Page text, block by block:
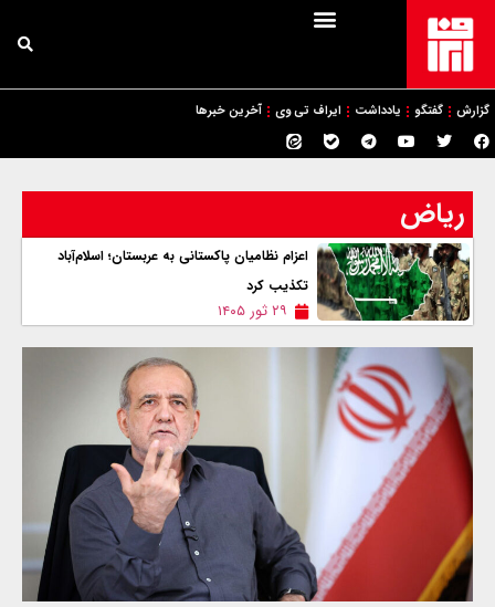
گزارش گفتگو یادداشت ایراف تی وی آخرین خبرها
ریاض
اعزام نظامیان پاکستانی به عربستان؛ اسلام‌آباد
تکذیب کرد
۲۹ ثور ۱۴۰۵